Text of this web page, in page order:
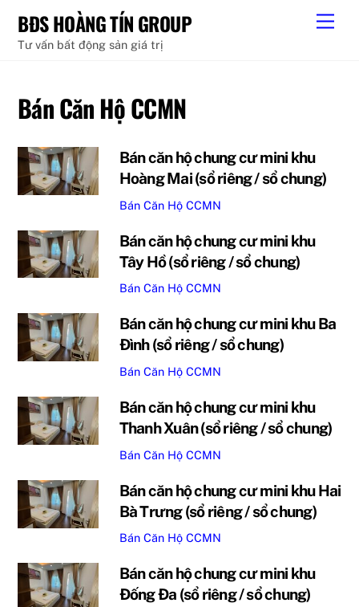
content
BĐS HOÀNG TÍN GROUP
Tư vấn bất động sản giá trị
Bán Căn Hộ CCMN
Bán căn hộ chung cư mini khu
Hoàng Mai (sổ riêng / sổ chung)
Bán Căn Hộ CCMN
Bán căn hộ chung cư mini khu
Tây Hồ (sổ riêng / sổ chung)
Bán Căn Hộ CCMN
Bán căn hộ chung cư mini khu Ba
Đình (sổ riêng / sổ chung)
Bán Căn Hộ CCMN
Bán căn hộ chung cư mini khu
Thanh Xuân (sổ riêng / sổ chung)
Bán Căn Hộ CCMN
Bán căn hộ chung cư mini khu Hai
Bà Trưng (sổ riêng / sổ chung)
Bán Căn Hộ CCMN
Bán căn hộ chung cư mini khu
Đống Đa (sổ riêng / sổ chung)